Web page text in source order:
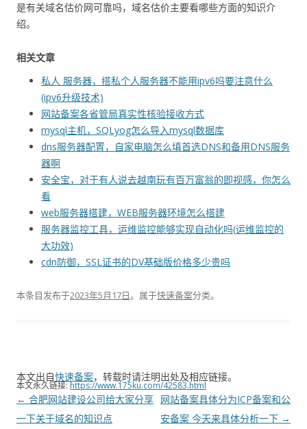
是有关域名估价网可靠吗，域名估价主要看哪些方面的知识介
绍。
相关文章
私人 服务器，搭私个人服务器不能用ipv6吗要注意什么
(ipv6升级技术)
网站备案各省管局真实性核验接收方式
mysql主机，SQLyog怎么导入mysql数据库
dns服务器配置，自家电脑怎么填首选DNS和备用DNS服务
器啊
安全宝，对于有人说去越南玩有百万富翁的即视感，你怎么
看
web服务器搭建，WEB服务器环境怎么搭建
服务器监控工具，运维监控能够实现自动化吗(运维监控的
大功效)
cdn防御，SSL证书的DV基础版价格多少贵吗
本条目发布于2023年5月17日。属于快速备案分类。
本文出自快速备案，转载时请注明出处及相应链接。
本文永久链接:https://www.175ku.com/42583.html
文
章
← 合肥网站建设公司给大家分享
一下关于域名的知识点
网站备案具体分为ICP备案和公
安备案 今天来具体分析一下 →